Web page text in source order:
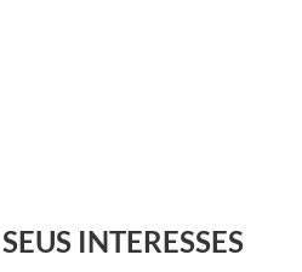
INTERESSES